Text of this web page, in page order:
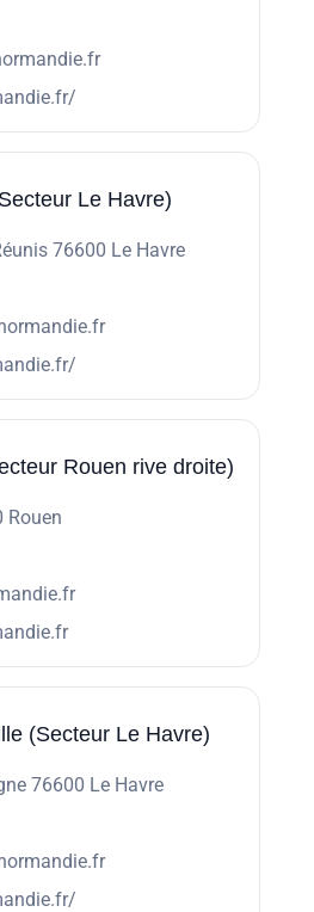
Le Havre)
76600 Le Havre
Rouen rive droite)
Rouen
(Secteur Le Havre)
76600 Le Havre